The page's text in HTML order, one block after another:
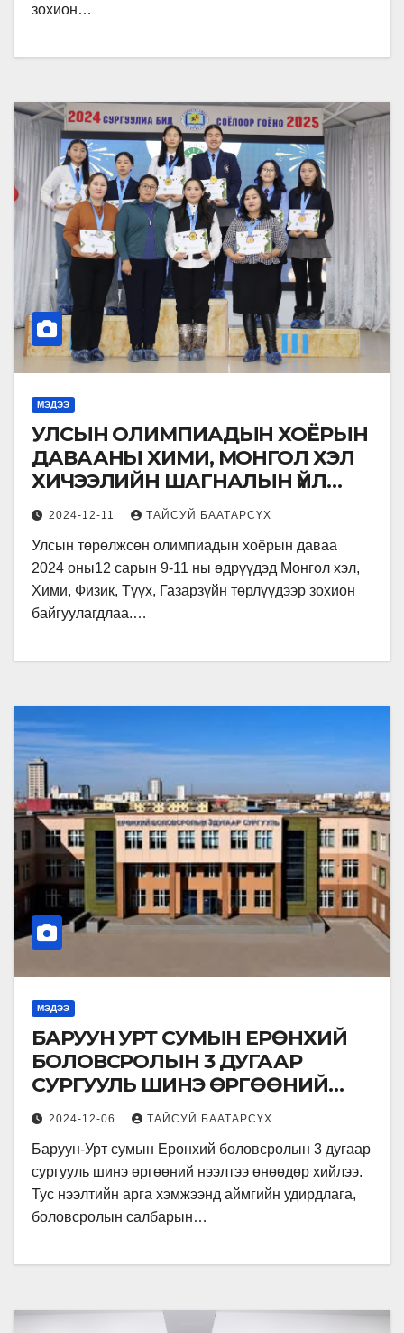
зохион…
МЭДЭЭ
УЛСЫН ОЛИМПИАДЫН ХОЁРЫН
ДАВААНЫ ХИМИ, МОНГОЛ ХЭЛ
ХИЧЭЭЛИЙН ШАГНАЛЫН ҮЙЛ
АЖИЛЛАГАА ЯВАГДЛАА.
2024-12-11 ТАЙСУЙ БААТАРСҮХ
Улсын төрөлжсөн олимпиадын хоёрын даваа
2024 оны12 сарын 9-11 ны өдрүүдэд Монгол хэл,
Хими, Физик, Түүх, Газарзүйн төрлүүдээр зохион
байгуулагдлаа.…
МЭДЭЭ
БАРУУН УРТ СУМЫН ЕРӨНХИЙ
БОЛОВСРОЛЫН 3 ДУГААР
СУРГУУЛЬ ШИНЭ ӨРГӨӨНИЙ
НЭЭЛТЭЭ ХИЙЛЭЭ.
2024-12-06 ТАЙСУЙ БААТАРСҮХ
Баруун-Урт сумын Ерөнхий боловсролын 3 дугаар
сургууль шинэ өргөөний нээлтээ өнөөдөр хийлээ.
Тус нээлтийн арга хэмжээнд аймгийн удирдлага,
боловсролын салбарын…